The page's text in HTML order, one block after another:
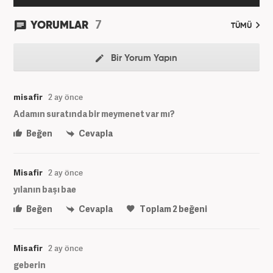
YORUMLAR 7 TÜMÜ
Bir Yorum Yapın
misafir 2 ay önce
Adamın suratında bir meymenet var mı?
Beğen
Cevapla
Misafir 2 ay önce
yılanın başı bae
Beğen
Cevapla Toplam2beğeni
Misafir 2 ay önce
geberin